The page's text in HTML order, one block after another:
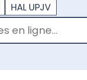
HAL UPJV